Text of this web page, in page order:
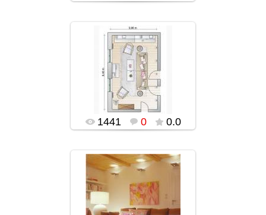
05.01.2016
popularsge
1441 0 0.0
05.01.2016
popularsge